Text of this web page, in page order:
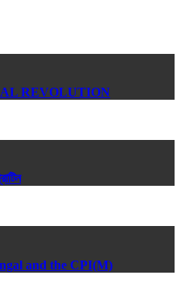
REVOLUTION
and the CPI(M)